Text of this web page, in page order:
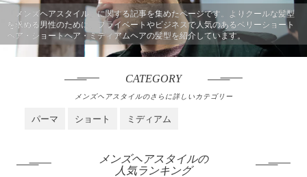
「メンズヘアスタイル」に関する記事を集めたページです。よりクールな髪型
を求める男性のために、プライベートやビジネスで人気のあるベリーショート
ヘア・ショートヘア・ミディアムヘアの髪型を紹介しています。
CATEGORY
メンズヘアスタイルのさらに詳しいカテゴリー
パーマ ショート ミディアム
メンズヘアスタイルの
人気ランキング